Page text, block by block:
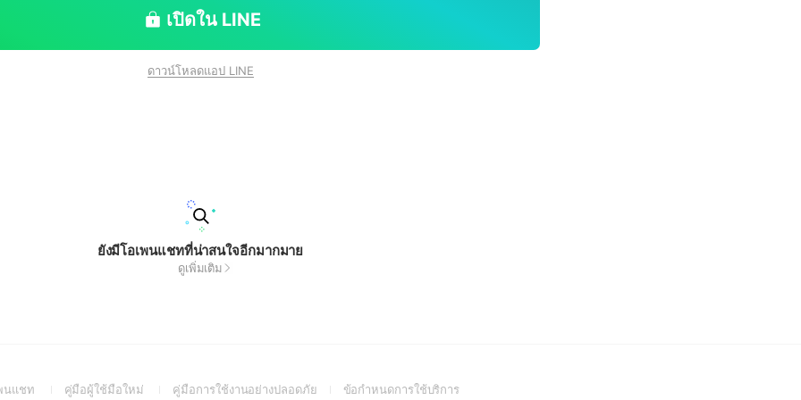
เปิดใน LINE
ดาวน์โหลดแอป LINE
ยังมีโอเพนแชทที่น่าสนใจอีกมากมาย
ดูเพิ่มเติม
นแชท
(Openคู่มือผู้ใช้มือใหม่
(Openคู่มือการใช้งานอย่างปลอดภัย(Openข้อกำหนดการใช้บริการ(Open